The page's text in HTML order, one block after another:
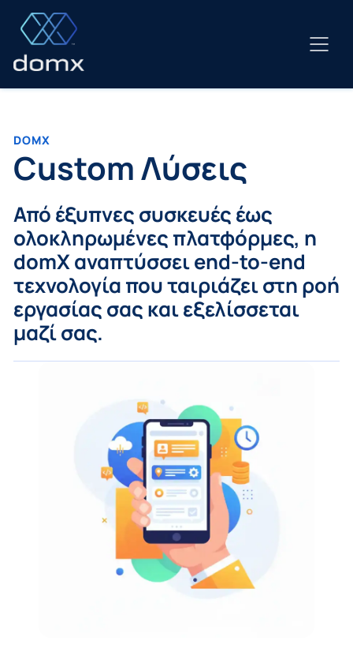
Μετάβαση
περιεχόμενο
DOMX
Custom Λύσεις
Από έξυπνες συσκευές έως
ολοκληρωμένες πλατφόρμες, η
domX αναπτύσσει end-to-end
τεχνολογία που ταιριάζει στη ροή
εργασίας σας και εξελίσσεται
μαζί σας.